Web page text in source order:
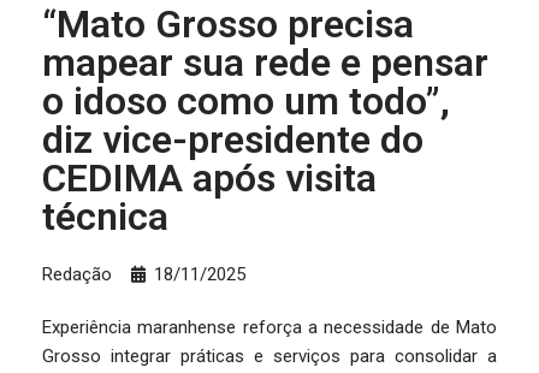
“Mato Grosso precisa
mapear sua rede e pensar
o idoso como um todo”,
diz vice-presidente do
CEDIMA após visita
técnica
Redação 18/11/2025
Experiência maranhense reforça a necessidade de Mato
Grosso integrar práticas e serviços para consolidar a